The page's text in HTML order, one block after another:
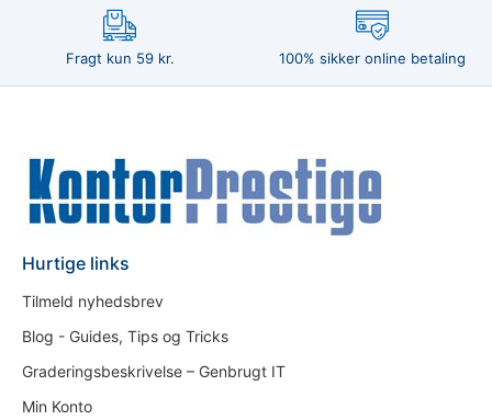
Fragt kun 59 kr. 100% sikker online betaling
Hurtige links
Tilmeld nyhedsbrev
Blog - Guides, Tips og Tricks
Graderingsbeskrivelse – Genbrugt IT
Min Konto